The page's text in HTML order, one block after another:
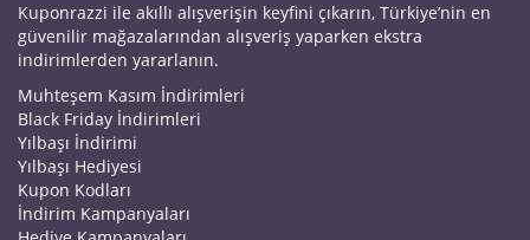
Kuponrazzi ile akıllı alışverişin keyfini çıkarın, Türkiye’nin en
güvenilir mağazalarından alışveriş yaparken ekstra
indirimlerden yararlanın.
Muhteşem Kasım İndirimleri
Black Friday İndirimleri
Yılbaşı İndirimi
Yılbaşı Hediyesi
Kupon Kodları
İndirim Kampanyaları